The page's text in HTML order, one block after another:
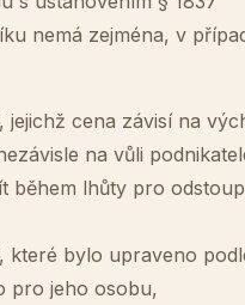
nemá zejména, v
jejichž cena závisí na
na vůli
během lhůty pro
které bylo upraveno
pro jeho osobu,